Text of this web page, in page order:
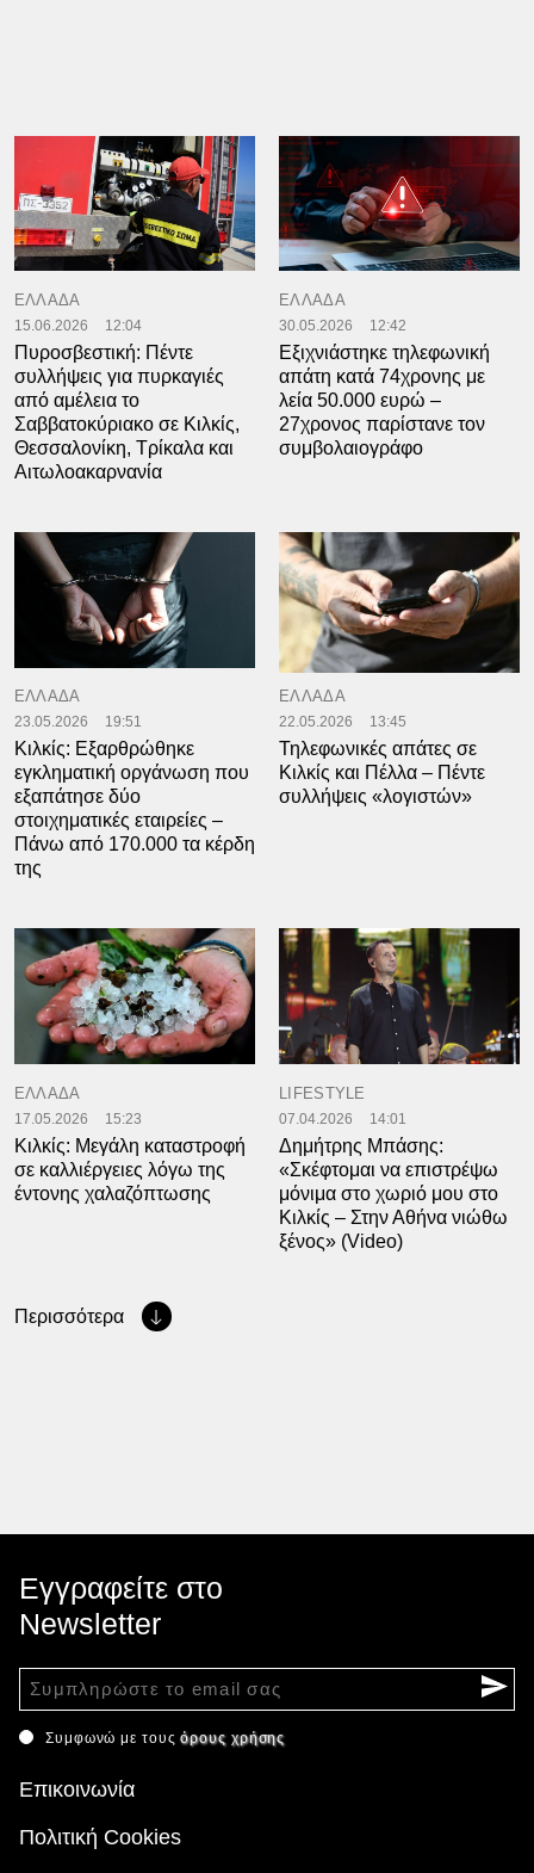
ΕΛΛΑΔΑ
15.06.2026 12:04
Πυροσβεστική: Πέντε
συλλήψεις για πυρκαγιές
από αμέλεια το
Σαββατοκύριακο σε Κιλκίς,
Θεσσαλονίκη, Τρίκαλα και
Αιτωλοακαρνανία
ΕΛΛΑΔΑ
30.05.2026 12:42
Εξιχνιάστηκε τηλεφωνική
απάτη κατά 74χρονης με
λεία 50.000 ευρώ –
27χρονος παρίστανε τον
συμβολαιογράφο
ΕΛΛΑΔΑ
23.05.2026 19:51
Κιλκίς: Εξαρθρώθηκε
εγκληματική οργάνωση που
εξαπάτησε δύο
στοιχηματικές εταιρείες –
Πάνω από 170.000 τα κέρδη
της
ΕΛΛΑΔΑ
22.05.2026 13:45
Τηλεφωνικές απάτες σε
Κιλκίς και Πέλλα – Πέντε
συλλήψεις «λογιστών»
ΕΛΛΑΔΑ
17.05.2026 15:23
Κιλκίς: Μεγάλη καταστροφή
σε καλλιέργειες λόγω της
έντονης χαλαζόπτωσης
LIFESTYLE
07.04.2026 14:01
Δημήτρης Μπάσης:
«Σκέφτομαι να επιστρέψω
μόνιμα στο χωριό μου στο
Κιλκίς – Στην Αθήνα νιώθω
ξένος» (Video)
Περισσότερα
Εγγραφείτε στο
Newsletter
Συμφωνώ με τουςόρους χρήσης
Επικοινωνία
Πολιτική Cookies